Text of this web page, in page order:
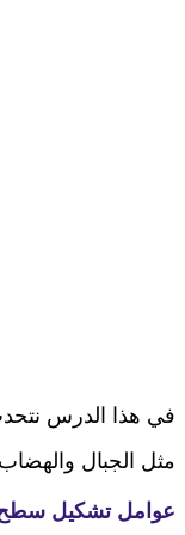
في هذا الدرس
مثل الجبال
عوامل تشكيل